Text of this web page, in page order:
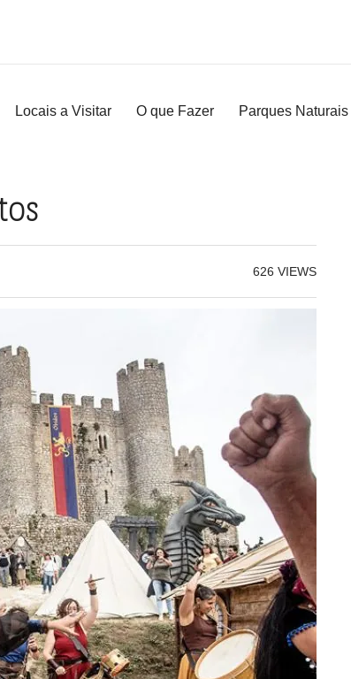
Locais a Visitar O que Fazer Parques Naturais
626VIEWS